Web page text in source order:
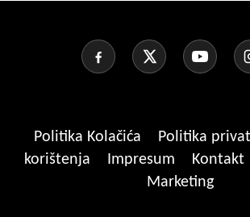
Politika Kolačića Politika
korištenja
Impresum Kontakt
Marketing